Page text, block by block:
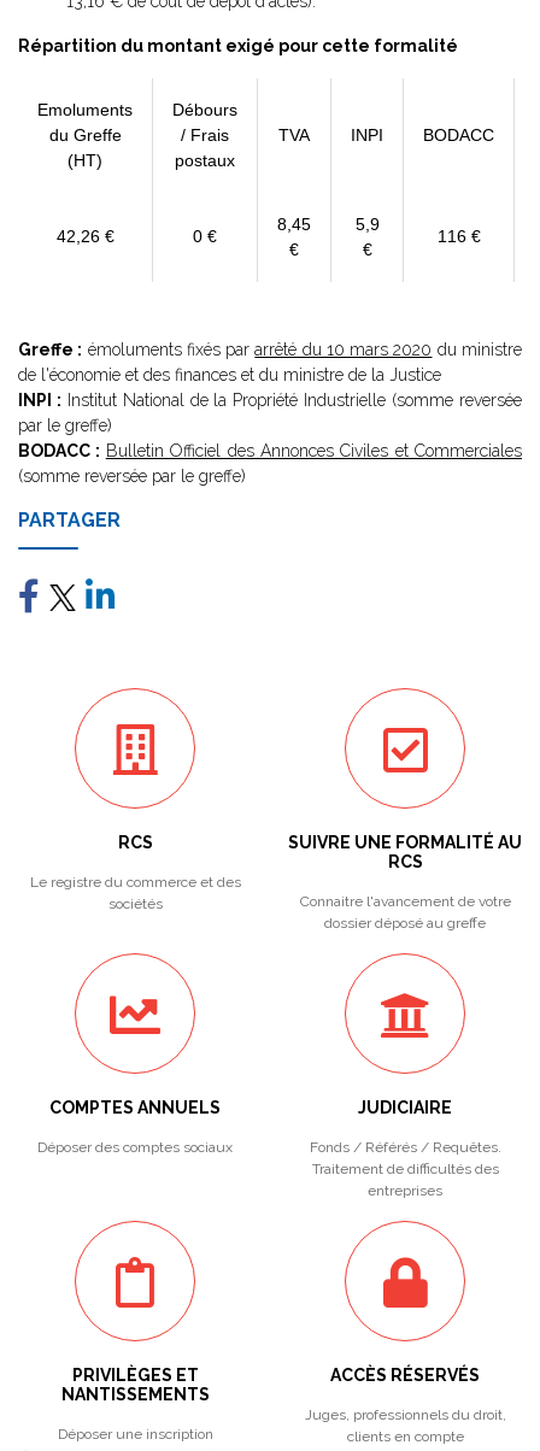
Répartition du montant exigé pour cette formalité
Emoluments
du Greffe
(HT)
Débours
/ Frais
postaux
TVA INPI BODACC
42,26 € 0 €
8,45
€
5,9
€
116 €
Greffe : émoluments fixés pararrêté du 10 mars 2020 du ministre
de l'économie et des finances et du ministre de la Justice
INPI : Institut National de la Propriété Industrielle (somme reversée
par le greffe)
BODACC : Bulletin Officiel des Annonces Civiles et Commerciales
(somme reversée par le greffe)
PARTAGER
RCS
Le registre du commerce et des
sociétés
SUIVRE UNE FORMALITÉ AU
RCS
Connaitre l'avancement de votre
dossier déposé au greffe
COMPTES ANNUELS
Déposer des comptes sociaux
JUDICIAIRE
Fonds / Référés / Requêtes.
Traitement de difficultés des
entreprises
PRIVILÈGES ET
NANTISSEMENTS
Déposer une inscription
ACCÈS RÉSERVÉS
Juges, professionnels du droit,
clients en compte